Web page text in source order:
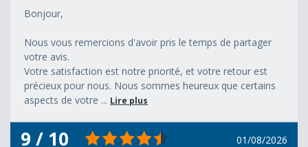
Bonjour,
Nous vous remercions d'avoir pris le temps de partager
votre avis.
Votre satisfaction est notre priorité, et votre retour est
précieux pour nous. Nous sommes heureux que certains
aspects de votre ... Lire plus
9 / 10 01/08/2026